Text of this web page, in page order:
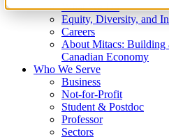
What We Do
Equity, Diversity, and
Careers
About Mitacs: Building
Canadian Economy
Who We Serve
Business
Not-for-Profit
Student & Postdoc
Professor
Sectors